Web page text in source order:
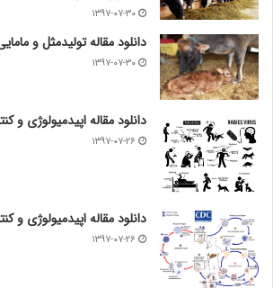
۱۳۹۷-۰۷-۳۰
دانلود مقاله تولیدمثل و
۱۳۹۷-۰۷-۳۰
دانلود مقاله اپیدمیولوژی و
۱۳۹۷-۰۷-۲۶
دانلود مقاله اپیدمیولوژی و
۱۳۹۷-۰۷-۲۶